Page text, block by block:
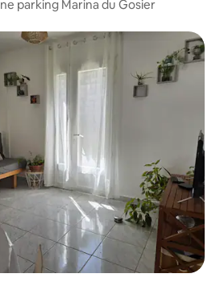
parking Marina du Gosier